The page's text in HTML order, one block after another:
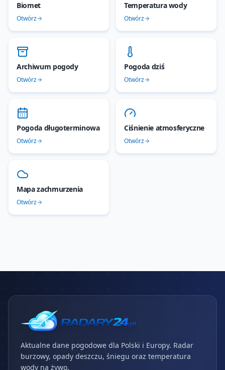
Biomet
Otwórz
Temperatura wody
Otwórz
Archiwum pogody
Otwórz
Pogoda dziś
Otwórz
Pogoda długoterminowa
Otwórz
Ciśnienie atmosferyczne
Otwórz
Mapa zachmurzenia
Otwórz
Aktualne dane pogodowe dla Polski i Europy. Radar
burzowy, opady deszczu, śniegu oraz temperatura
wody na żywo.